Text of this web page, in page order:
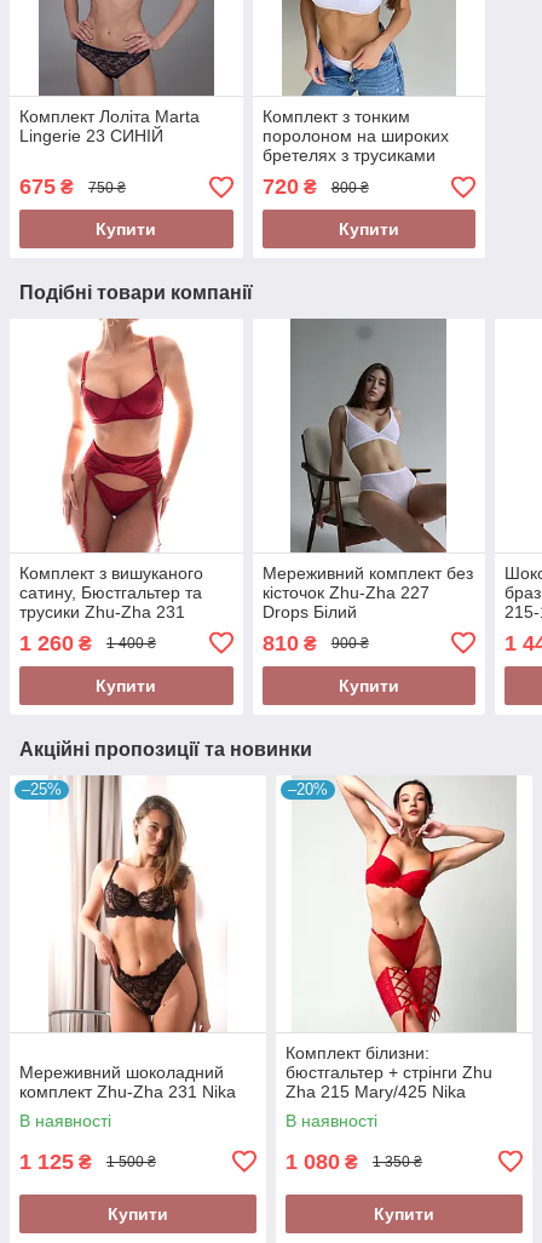
Комплект Лоліта Marta
Lingerie 23 СИНІЙ
675 ₴ 750 ₴
Купити
Комплект з тонким
поролоном на широких
бретелях з трусиками
720₴ 800 ₴
Купити
Подібні товари компанії
Комплект з вишуканого
сатину, Бюстгальтер та
трусики Zhu-Zha 231
1 260 ₴ 1 400 ₴
Купити
Мереживний комплект без
кісточок Zhu-Zha 227
Drops Білий
810₴ 900 ₴
Купити
1
Акційні пропозиції та новинки
–25%
Мереживний шоколадний
комплект Zhu-Zha 231 Nika
В наявності
1 125 ₴ 1 500 ₴
Купити
–20%
Комплект білизни:
бюстгальтер + стрінги Zhu
Zha 215 Mary/425 Nika
В наявності
1 080 ₴ 1 350 ₴
Купити